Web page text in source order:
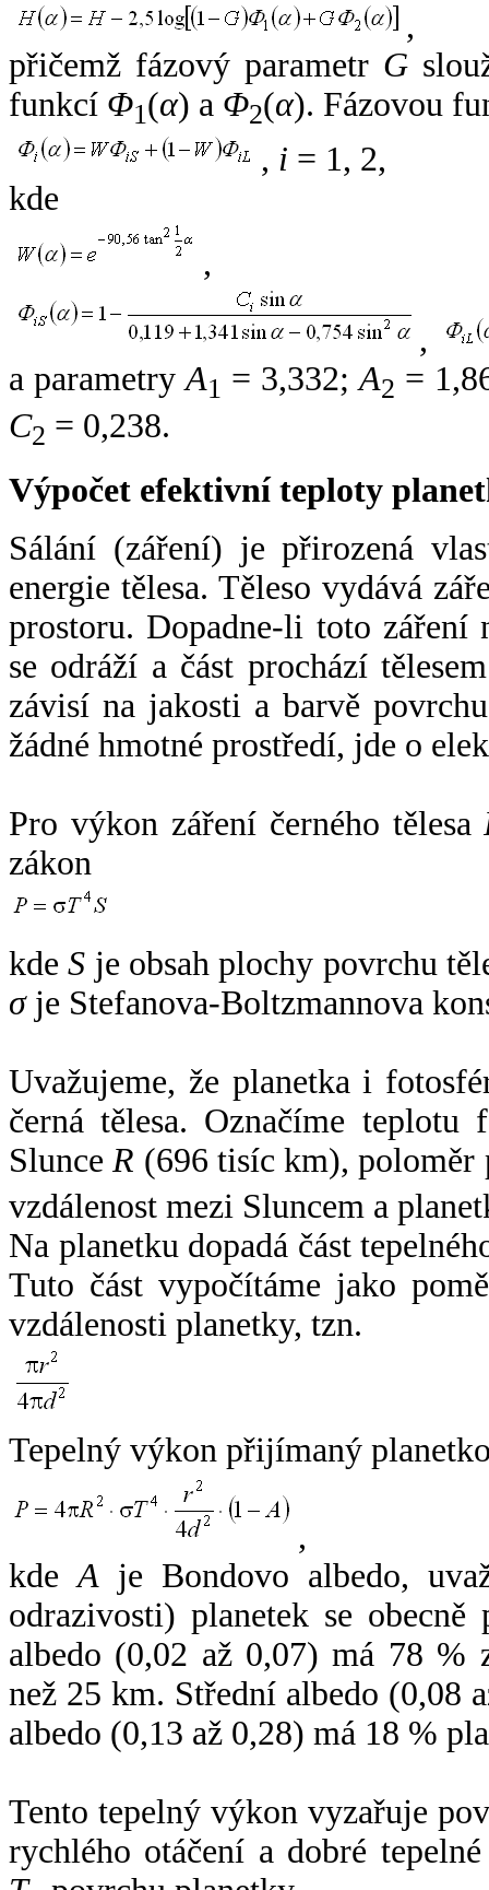
,
přičemž fázový parametr G
funkcí Φ1(α) a Φ2(α). Fázovou
, i = 1, 2,
kde
,
,
a parametryA1 = 3,332;A2 =
C2 = 0,238.
Výpočet efektivní teploty
Sálání (záření) je přirozená
energie tělesa. Těleso vydává
prostoru. Dopadne-li toto záření
se odráží a část prochází
závisí na jakosti a barvě
žádné hmotné prostředí, jde o
Pro výkon záření černého tělesa
zákon
kdeS je obsah plochy povrchu
σje Stefanova-Boltzmannova
Uvažujeme, že planetka i
černá tělesa. Označíme
SlunceR (696 tisíc km),
vzdálenost mezi Sluncem a
Na planetku dopadá část
Tuto část vypočítáme jako
vzdálenosti planetky, tzn.
Tepelný výkon přijímaný
,
kdeA je Bondovo albedo,
odrazivosti) planetek se
albedo (0,02 až 0,07) má 78 %
než 25 km. Střední albedo (0,08
albedo (0,13 až 0,28) má 18 %
Tento tepelný výkon vyzařuje
rychlého otáčení a dobré